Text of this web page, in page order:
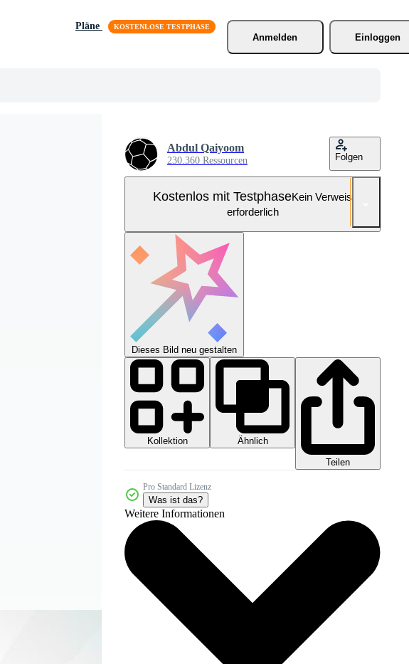
Pläne
Anmelden
Einloggen
Abdul Qaiyoom
230.360 Ressourcen Folgen
Kostenlos mit TestphaseKein Verweis
erforderlich
Dieses Bild neu gestalten
Kollektion
Ähnlich
Teilen
Pro Standard Lizenz
Was ist das?
Weitere Informationen